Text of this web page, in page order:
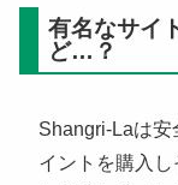
有名なサイ
ど…？
Shangri-Laは
イントを購入